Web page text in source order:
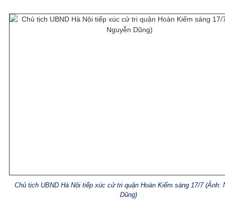
Chủ tịch UBND Hà Nội tiếp xúc cử tri quận Hoàn Kiếm sáng 17/7 (Ảnh:
Dũng)